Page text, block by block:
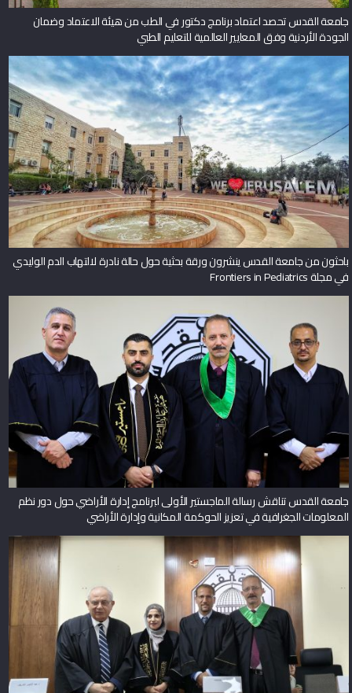
جامعة القدس تحصد اعتماد برنامج دكتور في الطب من هيئة الاعتماد وضمان
الجودة الأردنية وفق المعايير العالمية للتعليم الطبي
باحثون من جامعة القدس ينشرون ورقة بحثية حول حالة نادرة لالتهاب الدم الوليدي
في مجلة Frontiers in Pediatrics
جامعة القدس تناقش رسالة الماجستير الأولى لبرنامج إدارة الأراضي حول دور نظم
المعلومات الجغرافية في تعزيز الحوكمة المكانية وإدارة الأراضي